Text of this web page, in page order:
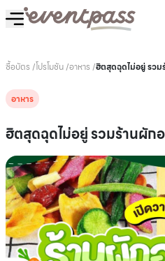
ซื้อบัตร /โปรโมชัน/อาหาร /ฮิตสุดฉุดไม่อยู่ รว
อาหาร
ฮิตสุดฉุดไม่อยู่ รวมร้านผั